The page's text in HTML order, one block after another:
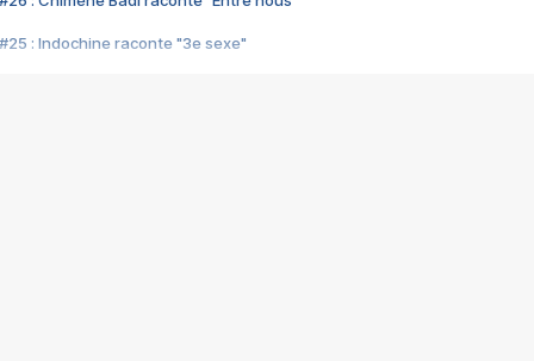
#25 : Indochine raconte "3e sexe"